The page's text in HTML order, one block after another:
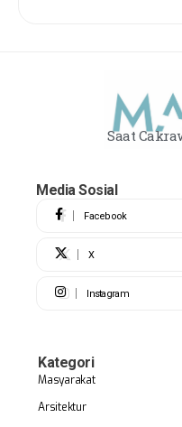
Saat
Media Sosial
Facebook
X
Instagram
Kategori
Masyarakat
Arsitektur